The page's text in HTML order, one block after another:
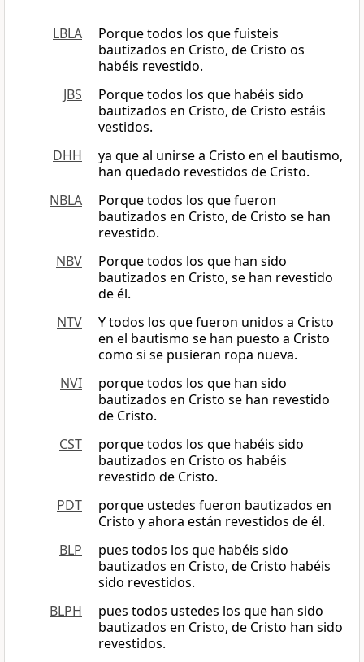
LBLA
Porque todos los que fuisteis
bautizados en Cristo, de Cristo os
habéis revestido.
JBS
Porque todos los que habéis sido
bautizados en Cristo, de Cristo estáis
vestidos.
DHH
ya que al unirse a Cristo en el bautismo,
han quedado revestidos de Cristo.
NBLA
Porque todos los que fueron
bautizados en Cristo, de Cristo se han
revestido.
NBV
Porque todos los que han sido
bautizados en Cristo, se han revestido
de él.
NTV
Y todos los que fueron unidos a Cristo
en el bautismo se han puesto a Cristo
como si se pusieran ropa nueva.
NVI
porque todos los que han sido
bautizados en Cristo se han revestido
de Cristo.
CST
porque todos los que habéis sido
bautizados en Cristo os habéis
revestido de Cristo.
PDT
porque ustedes fueron bautizados en
Cristo y ahora están revestidos de él.
BLP
pues todos los que habéis sido
bautizados en Cristo, de Cristo habéis
sido revestidos.
BLPH
pues todos ustedes los que han sido
bautizados en Cristo, de Cristo han sido
revestidos.